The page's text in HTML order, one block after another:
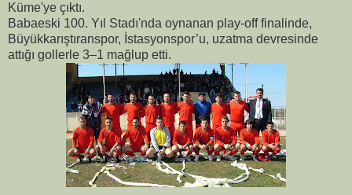
Küme'ye çıktı.
Babaeski 100. Yıl Stadı'nda oynanan play-off finalinde,
Büyükkarıştıranspor, İstasyonspor’u, uzatma devresinde
attığı gollerle 3–1 mağlup etti.